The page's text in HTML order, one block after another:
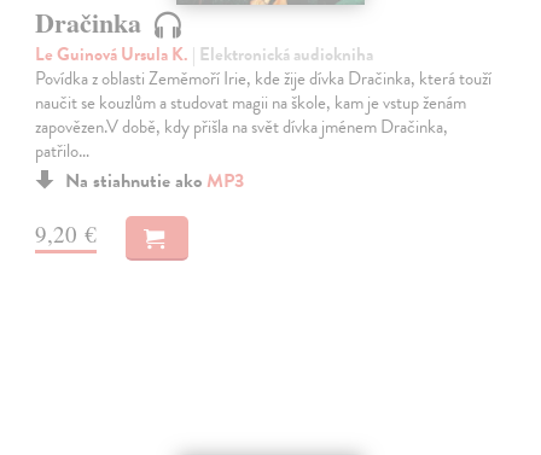
Dračinka
Le Guinová Ursula K. | Elektronická audiokniha
Povídka z oblasti Zeměmoří Irie, kde žije dívka Dračinka, která touží
naučit se kouzlům a studovat magii na škole, kam je vstup ženám
zapovězen.V době, kdy přišla na svět dívka jménem Dračinka,
patřilo…
Na stiahnutie ako MP3
9,20 €